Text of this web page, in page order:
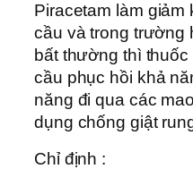
Piracetam làm giảm
cầu và trong trường
bất thường thì
cầu phục hồi khả
năng đi qua các
dụng chống giật
Chỉ định :